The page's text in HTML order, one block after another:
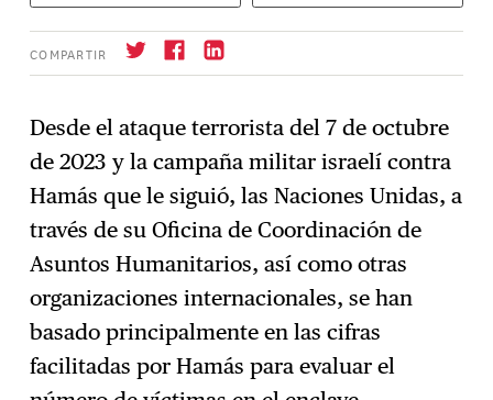
COMPARTIR
→ Suscríbase
Desde el ataque terrorista del 7 de octubre
de 2023 y la campaña militar israelí contra
Hamás que le siguió, las Naciones Unidas, a
través de su Oficina de Coordinación de
Asuntos Humanitarios, así como otras
organizaciones internacionales, se han
basado principalmente en las cifras
facilitadas por Hamás para evaluar el